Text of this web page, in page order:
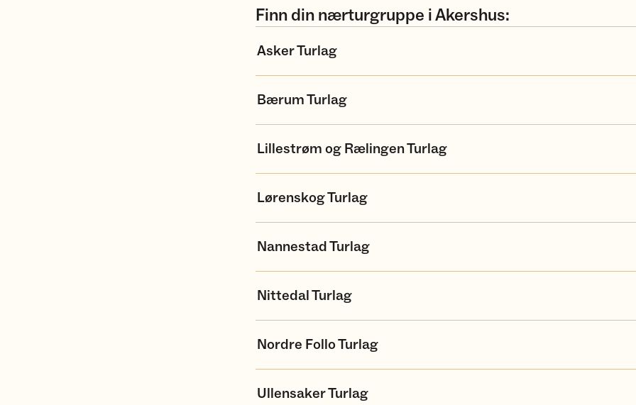
Finn din nærturgruppe i Akershus:
Asker Turlag
Bærum Turlag
Lillestrøm og Rælingen Turlag
Lørenskog Turlag
Nannestad Turlag
Nittedal Turlag
Nordre Follo Turlag
Ullensaker Turlag